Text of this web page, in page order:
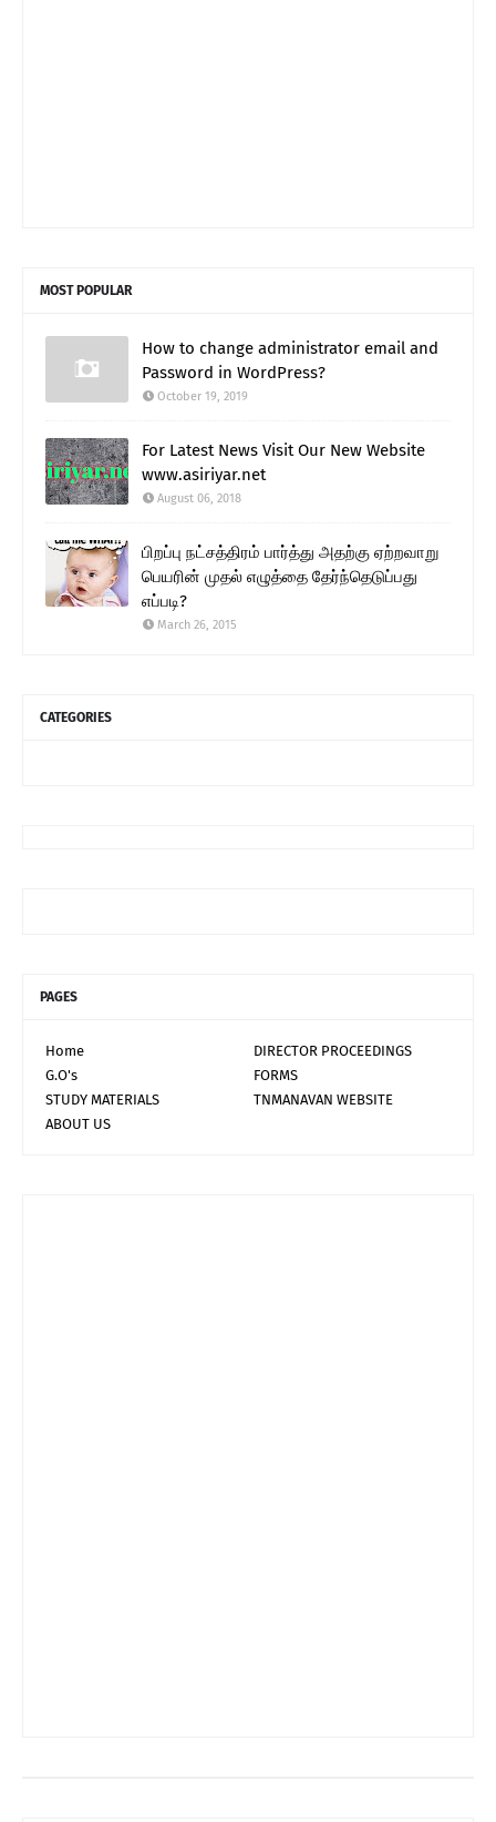
MOST POPULAR
How to change administrator email and
Password in WordPress?
October 19, 2019
For Latest News Visit Our New Website
www.asiriyar.net
August 06, 2018
பிறப்பு நட்சத்திரம் பார்த்து அதற்கு ஏற்றவாறு
பெயரின் முதல் எழுத்தை தேர்ந்தெடுப்பது
எப்படி?
March 26, 2015
CATEGORIES
PAGES
Home
DIRECTOR PROCEEDINGS
G.O's
FORMS
STUDY MATERIALS
TNMANAVAN WEBSITE
ABOUT US